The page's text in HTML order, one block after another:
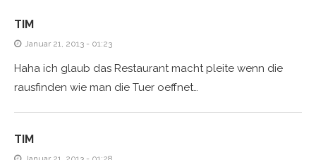
TIM
Januar 21, 2013 - 01:23
Haha ich glaub das Restaurant macht pleite wenn die
rausfinden wie man die Tuer oeffnet…
TIM